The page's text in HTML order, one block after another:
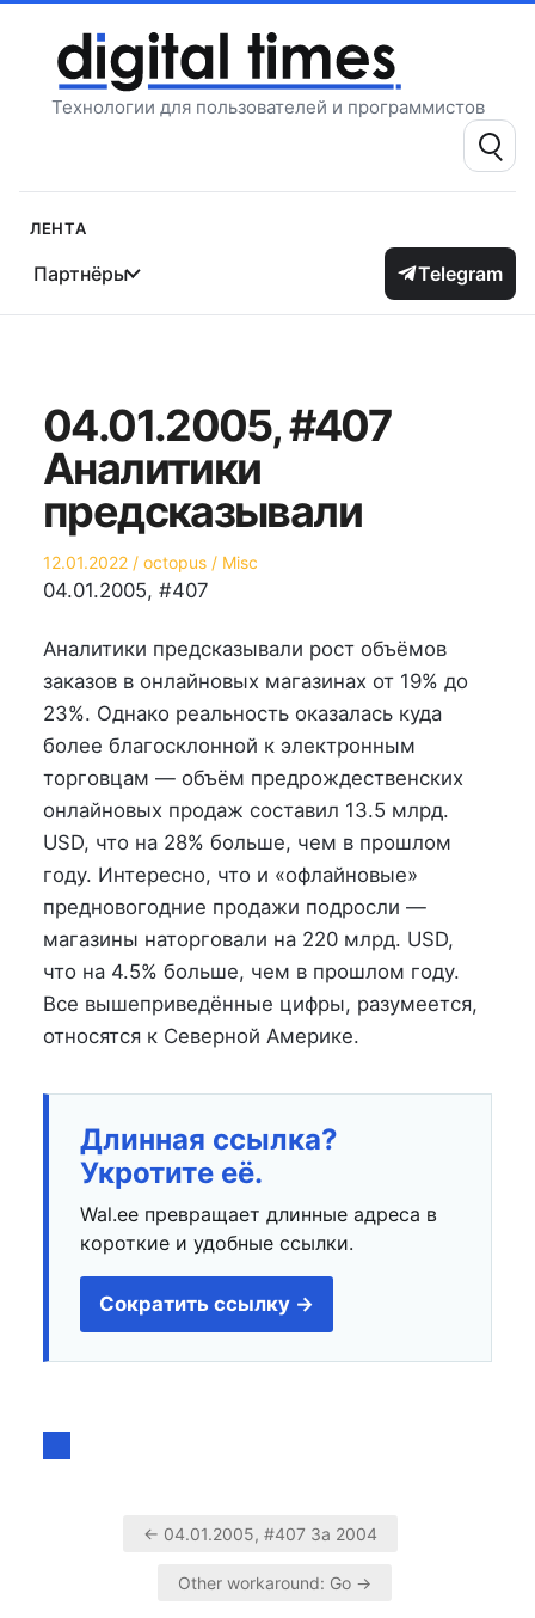
содержимому
Технологии для пользователей и программистов
Поиск:
Лента
Партнёры Telegram
04.01.2005, #407
Аналитики
предсказывали
Опубликовано
на
12.01.2022 Автор
octopus
Опубликовано
Misc
04.01.2005, #407
Аналитики предсказывали рост объёмов
заказов в онлайновых магазинах от 19% до
23%. Однако реальность оказалась куда
более благосклонной к электронным
торговцам — объём предрождественских
онлайновых продаж составил 13.5 млрд.
USD, что на 28% больше, чем в прошлом
году. Интересно, что и «офлайновые»
предновогодние продажи подросли —
магазины наторговали на 220 млрд. USD,
что на 4.5% больше, чем в прошлом году.
Все вышеприведённые цифры, разумеется,
относятся к Северной Америке.
Длинная ссылка?
Укротите её.
Wal.ee превращает длинные адреса в
короткие и удобные ссылки.
Сократить ссылку →
Навигация
← 04.01.2005, #407 За 2004
Other workaround: Go →